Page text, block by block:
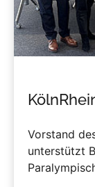
Vorstand
unterstützt